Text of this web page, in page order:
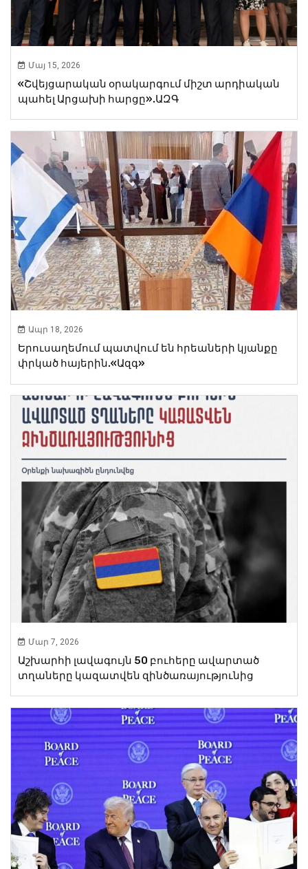
Մայ 15, 2026
«Շվեյցարական օրակարգում միշտ արդիական
պահել Արցախի հարցը».ԱԶԳ
Ապր 18, 2026
Երուսաղեմում պատվում են հրեաների կյանքը
փրկած հայերին.«Ազգ»
Մար 7, 2026
Աշխարհի լավագույն 50 բուհերը ավարտած
տղաները կազատվեն զինծառայությունից